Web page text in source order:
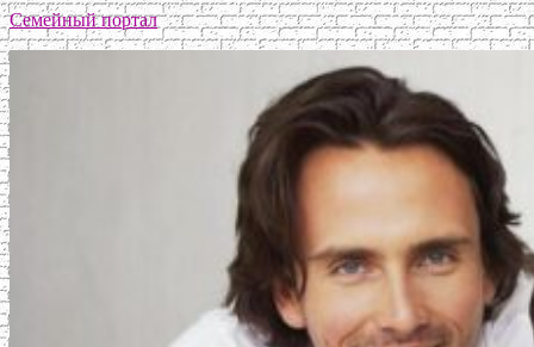
Семейный портал